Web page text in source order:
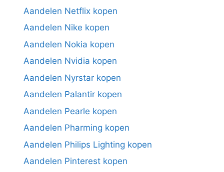
Aandelen Netflix kopen
Aandelen Nike kopen
Aandelen Nokia kopen
Aandelen Nvidia kopen
Aandelen Nyrstar kopen
Aandelen Palantir kopen
Aandelen Pearle kopen
Aandelen Pharming kopen
Aandelen Philips Lighting kopen
Aandelen Pinterest kopen